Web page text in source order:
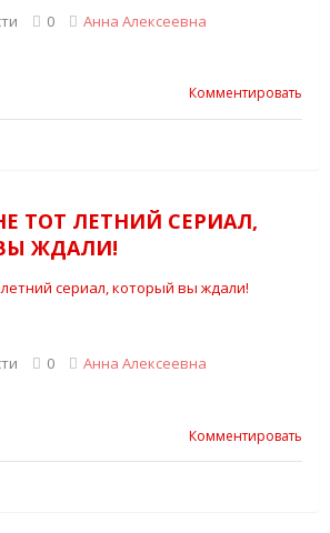
0 Анна Алексеевна
Комментировать
ТОТ ЛЕТНИЙ СЕРИАЛ,
ЖДАЛИ!
0 Анна Алексеевна
Комментировать